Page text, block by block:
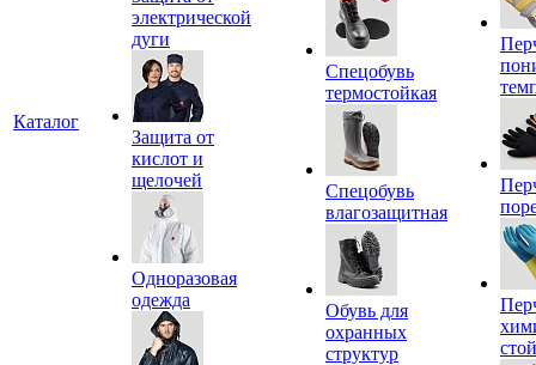
Каталог
электрической
дуги
Защита от
кислот и
щелочей
Одноразовая
одежда
Спецобувь
термостойкая
Спецобувь
влагозащитная
Обувь для
охранных
структур